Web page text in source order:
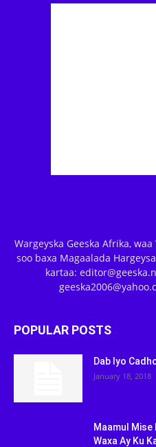
Wargeyska Geeska Afrika,
soo baxa Magaalada
kartaa:
POPULAR POSTS
Dab Iyo
January 18, 2018
Maamul
Waxa Ay Ku